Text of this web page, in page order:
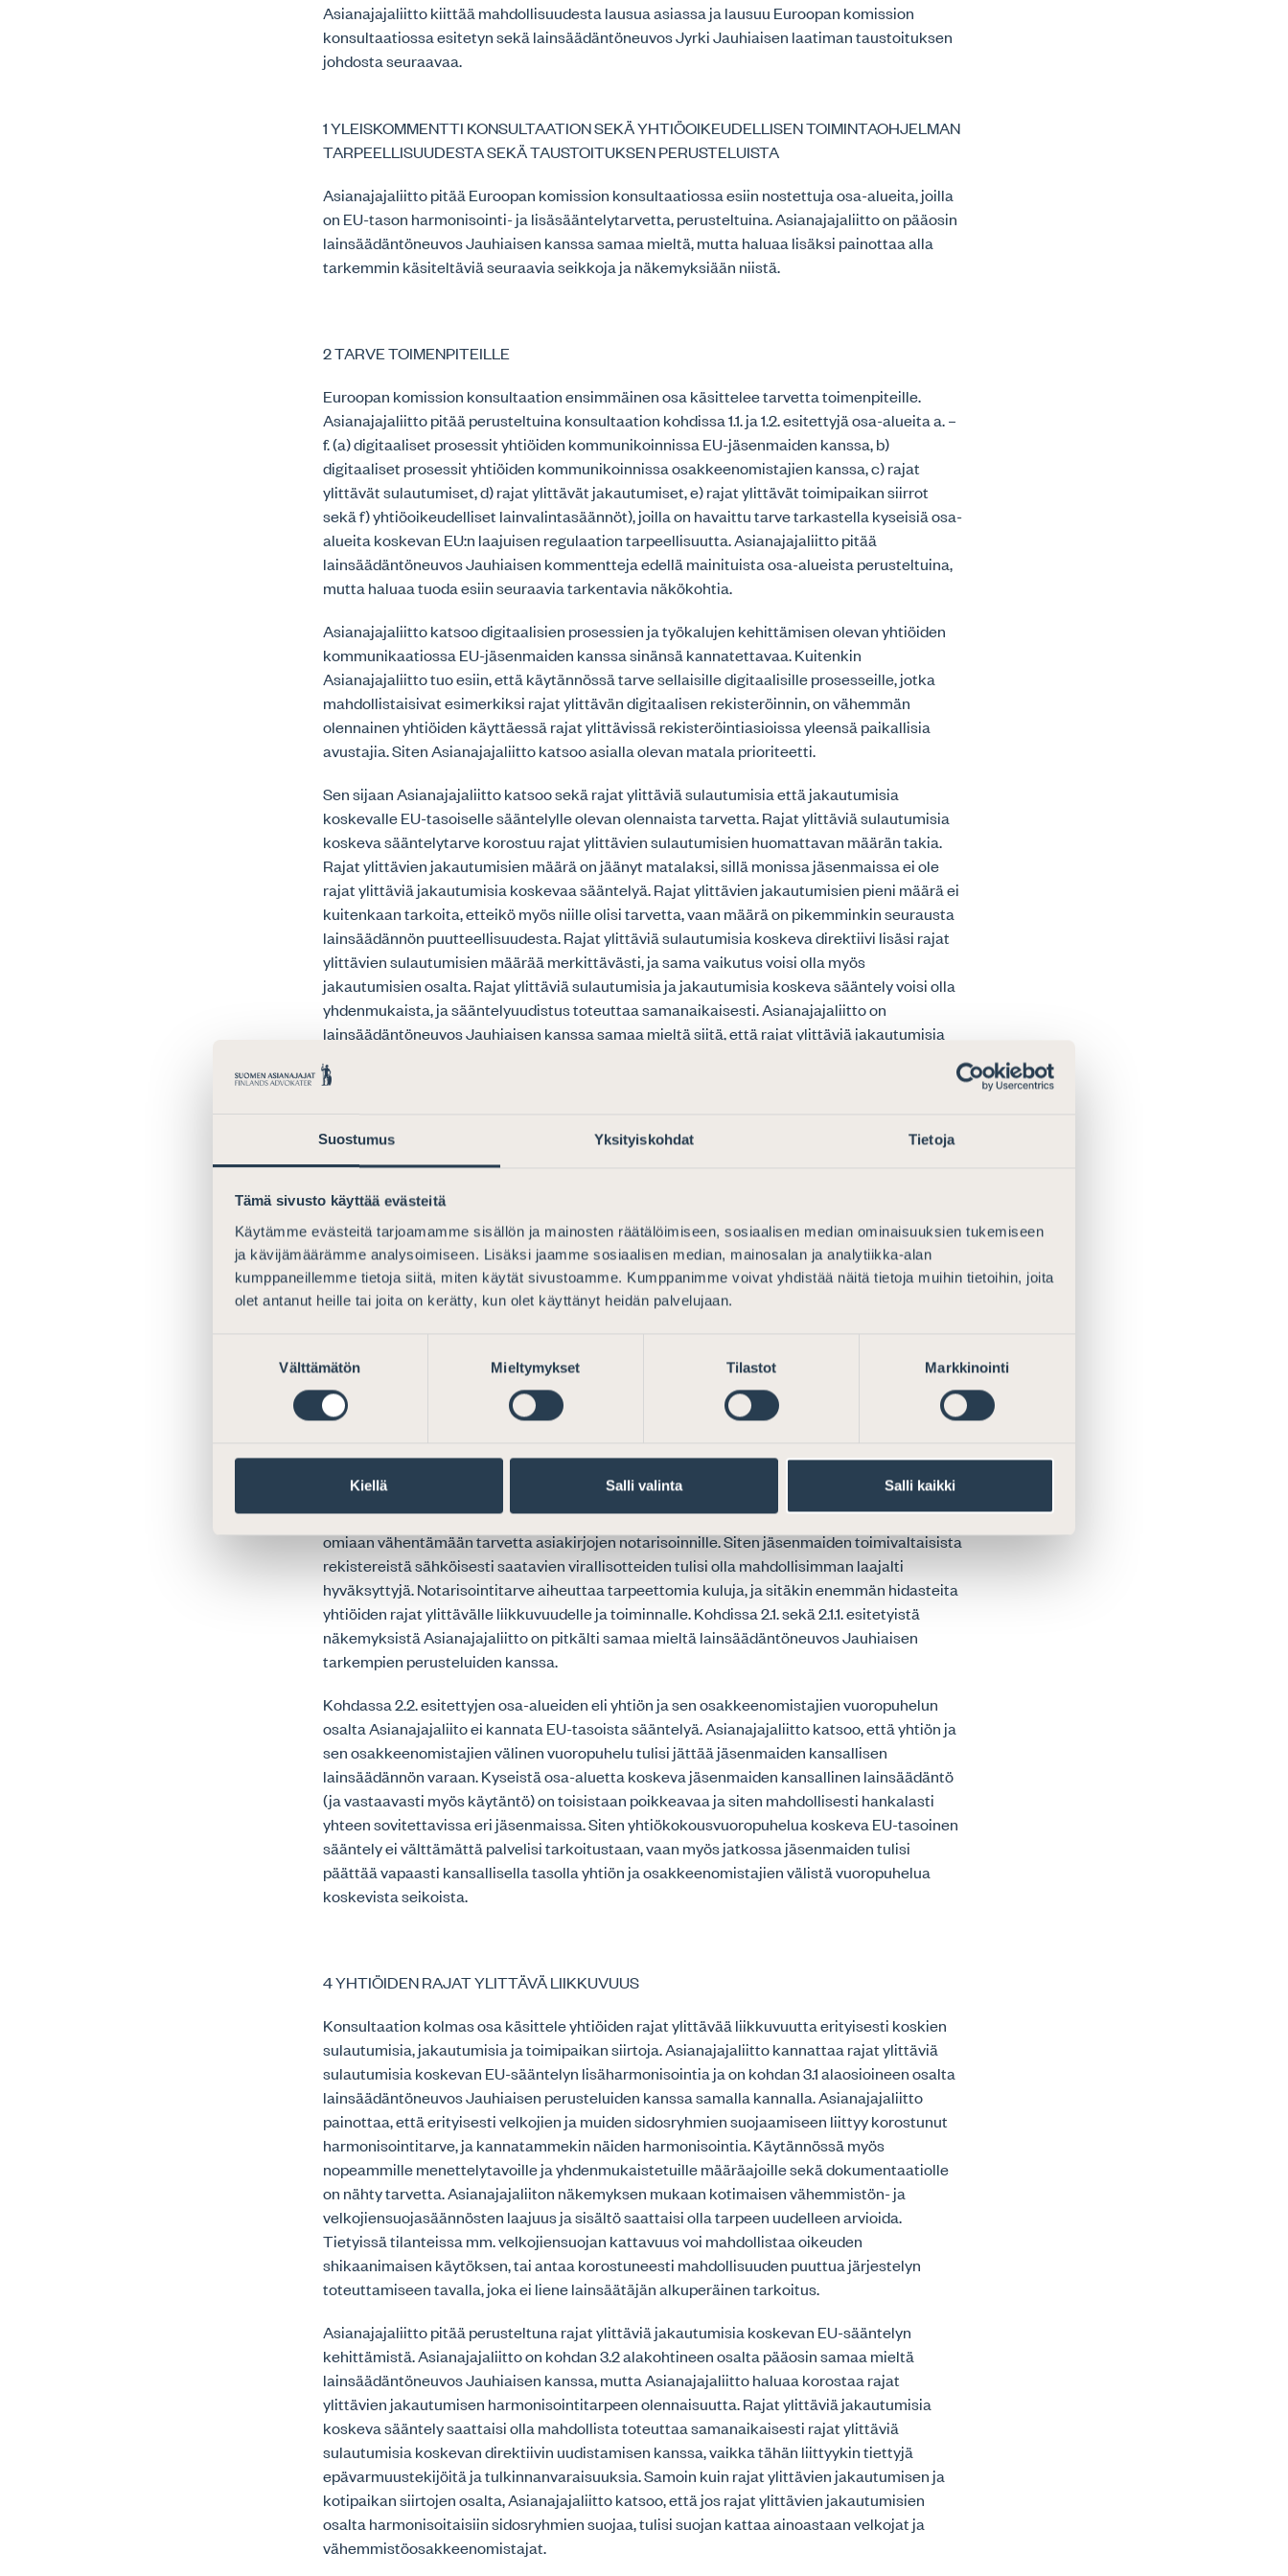
Suostumus Yksityiskohdat Tietoja
Tämä sivusto käyttää evästeitä
Käytämme evästeitä tarjoamamme sisällön ja mainosten räätälöimiseen, sosiaalisen median ominaisuuksien tukemiseen
ja kävijämäärämme analysoimiseen. Lisäksi jaamme sosiaalisen median, mainosalan ja analytiikka-alan
kumppaneillemme tietoja siitä, miten käytät sivustoamme. Kumppanimme voivat yhdistää näitä tietoja muihin tietoihin, joita
olet antanut heille tai joita on kerätty, kun olet käyttänyt heidän palvelujaan.
Välttämätön Mieltymykset Tilastot Markkinointi
Kiellä Salli valinta Salli kaikki
Asianajajaliitto kiittää mahdollisuudesta lausua asiassa ja lausuu Euroopan komission
konsultaatiossa esitetyn sekä lainsäädäntöneuvos Jyrki Jauhiaisen laatiman taustoituksen
johdosta seuraavaa.
1 YLEISKOMMENTTI KONSULTAATION SEKÄ YHTIÖOIKEUDELLISEN TOIMINTAOHJELMAN
TARPEELLISUUDESTA SEKÄ TAUSTOITUKSEN PERUSTELUISTA
Asianajajaliitto pitää Euroopan komission konsultaatiossa esiin nostettuja osa-alueita, joilla
on EU-tason harmonisointi- ja lisäsääntelytarvetta, perusteltuina. Asianajajaliitto on pääosin
lainsäädäntöneuvos Jauhiaisen kanssa samaa mieltä, mutta haluaa lisäksi painottaa alla
tarkemmin käsiteltäviä seuraavia seikkoja ja näkemyksiään niistä.
2 TARVE TOIMENPITEILLE
Euroopan komission konsultaation ensimmäinen osa käsittelee tarvetta toimenpiteille.
Asianajajaliitto pitää perusteltuina konsultaation kohdissa 1.1. ja 1.2. esitettyjä osa-alueita a. –
f. (a) digitaaliset prosessit yhtiöiden kommunikoinnissa EU-jäsenmaiden kanssa, b)
digitaaliset prosessit yhtiöiden kommunikoinnissa osakkeenomistajien kanssa, c) rajat
ylittävät sulautumiset, d) rajat ylittävät jakautumiset, e) rajat ylittävät toimipaikan siirrot
sekä f) yhtiöoikeudelliset lainvalintasäännöt), joilla on havaittu tarve tarkastella kyseisiä osa-
alueita koskevan EU:n laajuisen regulaation tarpeellisuutta. Asianajajaliitto pitää
lainsäädäntöneuvos Jauhiaisen kommentteja edellä mainituista osa-alueista perusteltuina,
mutta haluaa tuoda esiin seuraavia tarkentavia näkökohtia.
Asianajajaliitto katsoo digitaalisien prosessien ja työkalujen kehittämisen olevan yhtiöiden
kommunikaatiossa EU-jäsenmaiden kanssa sinänsä kannatettavaa. Kuitenkin
Asianajajaliitto tuo esiin, että käytännössä tarve sellaisille digitaalisille prosesseille, jotka
mahdollistaisivat esimerkiksi rajat ylittävän digitaalisen rekisteröinnin, on vähemmän
olennainen yhtiöiden käyttäessä rajat ylittävissä rekisteröintiasioissa yleensä paikallisia
avustajia. Siten Asianajajaliitto katsoo asialla olevan matala prioriteetti.
Sen sijaan Asianajajaliitto katsoo sekä rajat ylittäviä sulautumisia että jakautumisia
koskevalle EU-tasoiselle sääntelylle olevan olennaista tarvetta. Rajat ylittäviä sulautumisia
koskeva sääntelytarve korostuu rajat ylittävien sulautumisien huomattavan määrän takia.
Rajat ylittävien jakautumisien määrä on jäänyt matalaksi, sillä monissa jäsenmaissa ei ole
rajat ylittäviä jakautumisia koskevaa sääntelyä. Rajat ylittävien jakautumisien pieni määrä ei
kuitenkaan tarkoita, etteikö myös niille olisi tarvetta, vaan määrä on pikemminkin seurausta
lainsäädännön puutteellisuudesta. Rajat ylittäviä sulautumisia koskeva direktiivi lisäsi rajat
ylittävien sulautumisien määrää merkittävästi, ja sama vaikutus voisi olla myös
jakautumisien osalta. Rajat ylittäviä sulautumisia ja jakautumisia koskeva sääntely voisi olla
yhdenmukaista, ja sääntelyuudistus toteuttaa samanaikaisesti. Asianajajaliitto on
lainsäädäntöneuvos Jauhiaisen kanssa samaa mieltä siitä, että rajat ylittäviä jakautumisia
direktiivin soveltamisalaa laajentamalla.
ylittäviä toimipaikan siirtoa sekä yhtiöoikeudellisia lainvalintasääntöjä koskevalle sääntelylle
tulisi olla EU:ssa korkealle priorisoitavaa. Rajat ylittävä toimipaikan siirto on nykyisin kallis
prosessi, sillä se käytännössä toteutetaan joko sulautumisen tai eurooppayhtiöksi
koskevalle sääntelylle on merkittävä tarve – yhtiöt haluavat kyetä mukauttamaan
markkinamuutosten edellyttämällä tavalla sijaintiansa ja rakennettaan valiten sen valtion
lainsäädännön, joka parhaiten vastaa yhtiön sen hetkisiin tarpeisiin. Asianajajaliiton mukaan
yhtiöoikeudellista lainvalintaa koskeva sääntely olisi omiaan lieventämään sitä
epävarmuutta, mikä nykyisin kytkeytyy etenkin rekisteröidyn kotipaikan lainvalintasäännön
ja ns. real seat -teorian mukaisen lainvalintasäännön soveltamiseen.
3 DIGITAALISIEN PROSESSIEN JA TYÖKALUJEN KÄYTTÖ YHTIÖN ELINKAAREN AIKANA
Konsultaation toinen osa käsittelee erilaisien digitaalisien prosessien ja työkalujen käyttöä
yhtiön elinkaaren aikana. Asianajajaliitto kannattaa erityisesti sellaisia toimia, jotka ovat
omiaan vähentämään tarvetta asiakirjojen notarisoinnille. Siten jäsenmaiden toimivaltaisista
rekistereistä sähköisesti saatavien virallisotteiden tulisi olla mahdollisimman laajalti
hyväksyttyjä. Notarisointitarve aiheuttaa tarpeettomia kuluja, ja sitäkin enemmän hidasteita
yhtiöiden rajat ylittävälle liikkuvuudelle ja toiminnalle. Kohdissa 2.1. sekä 2.1.1. esitetyistä
näkemyksistä Asianajajaliitto on pitkälti samaa mieltä lainsäädäntöneuvos Jauhiaisen
tarkempien perusteluiden kanssa.
Kohdassa 2.2. esitettyjen osa-alueiden eli yhtiön ja sen osakkeenomistajien vuoropuhelun
osalta Asianajajaliito ei kannata EU-tasoista sääntelyä. Asianajajaliitto katsoo, että yhtiön ja
sen osakkeenomistajien välinen vuoropuhelu tulisi jättää jäsenmaiden kansallisen
lainsäädännön varaan. Kyseistä osa-aluetta koskeva jäsenmaiden kansallinen lainsäädäntö
(ja vastaavasti myös käytäntö) on toisistaan poikkeavaa ja siten mahdollisesti hankalasti
yhteen sovitettavissa eri jäsenmaissa. Siten yhtiökokousvuoropuhelua koskeva EU-tasoinen
sääntely ei välttämättä palvelisi tarkoitustaan, vaan myös jatkossa jäsenmaiden tulisi
päättää vapaasti kansallisella tasolla yhtiön ja osakkeenomistajien välistä vuoropuhelua
koskevista seikoista.
4 YHTIÖIDEN RAJAT YLITTÄVÄ LIIKKUVUUS
Konsultaation kolmas osa käsittele yhtiöiden rajat ylittävää liikkuvuutta erityisesti koskien
sulautumisia, jakautumisia ja toimipaikan siirtoja. Asianajajaliitto kannattaa rajat ylittäviä
sulautumisia koskevan EU-sääntelyn lisäharmonisointia ja on kohdan 3.1 alaosioineen osalta
lainsäädäntöneuvos Jauhiaisen perusteluiden kanssa samalla kannalla. Asianajajaliitto
painottaa, että erityisesti velkojien ja muiden sidosryhmien suojaamiseen liittyy korostunut
harmonisointitarve, ja kannatammekin näiden harmonisointia. Käytännössä myös
nopeammille menettelytavoille ja yhdenmukaistetuille määräajoille sekä dokumentaatiolle
on nähty tarvetta. Asianajajaliiton näkemyksen mukaan kotimaisen vähemmistön- ja
velkojiensuojasäännösten laajuus ja sisältö saattaisi olla tarpeen uudelleen arvioida.
Tietyissä tilanteissa mm. velkojiensuojan kattavuus voi mahdollistaa oikeuden
shikaanimaisen käytöksen, tai antaa korostuneesti mahdollisuuden puuttua järjestelyn
toteuttamiseen tavalla, joka ei liene lainsäätäjän alkuperäinen tarkoitus.
Asianajajaliitto pitää perusteltuna rajat ylittäviä jakautumisia koskevan EU-sääntelyn
kehittämistä. Asianajajaliitto on kohdan 3.2 alakohtineen osalta pääosin samaa mieltä
lainsäädäntöneuvos Jauhiaisen kanssa, mutta Asianajajaliitto haluaa korostaa rajat
ylittävien jakautumisen harmonisointitarpeen olennaisuutta. Rajat ylittäviä jakautumisia
koskeva sääntely saattaisi olla mahdollista toteuttaa samanaikaisesti rajat ylittäviä
sulautumisia koskevan direktiivin uudistamisen kanssa, vaikka tähän liittyykin tiettyjä
epävarmuustekijöitä ja tulkinnanvaraisuuksia. Samoin kuin rajat ylittävien jakautumisen ja
kotipaikan siirtojen osalta, Asianajajaliitto katsoo, että jos rajat ylittävien jakautumisien
osalta harmonisoitaisiin sidosryhmien suojaa, tulisi suojan kattaa ainoastaan velkojat ja
vähemmistöosakkeenomistajat.